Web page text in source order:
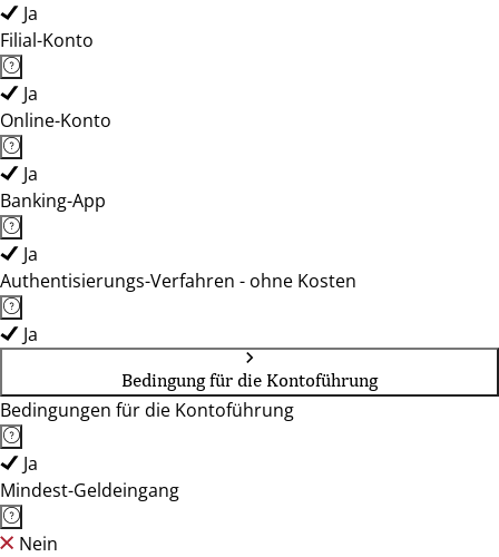
Ja
Filial-Konto
Ja
Online-Konto
Ja
Banking-App
Ja
Authentisierungs-Verfahren - ohne Kosten
Ja
Bedingung für die Kontoführung
Bedingungen für die Kontoführung
Ja
Mindest-Geldeingang
Nein